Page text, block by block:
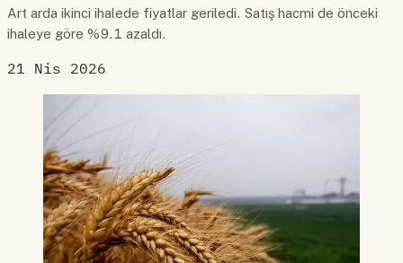
Art arda ikinci ihalede fiyatlar geriledi. Satış hacmi de önceki
ihaleye göre %9.1 azaldı.
21 Nis 2026